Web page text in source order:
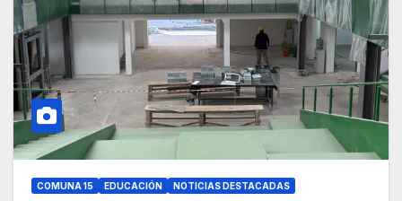
COMUNA 15 EDUCACIÓN NOTICIAS DESTACADAS